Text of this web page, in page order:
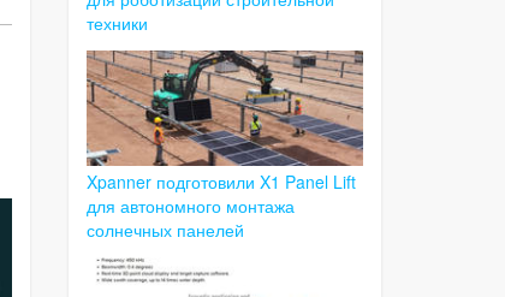
техники
Xpanner подготовили X1 Panel Lift
для автономного монтажа
солнечных панелей